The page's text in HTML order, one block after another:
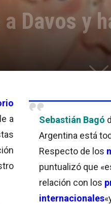
Davos y
Sebastián Bagó
Argentina está
Respecto de los
puntualizó que
relación con los
internacionales
a